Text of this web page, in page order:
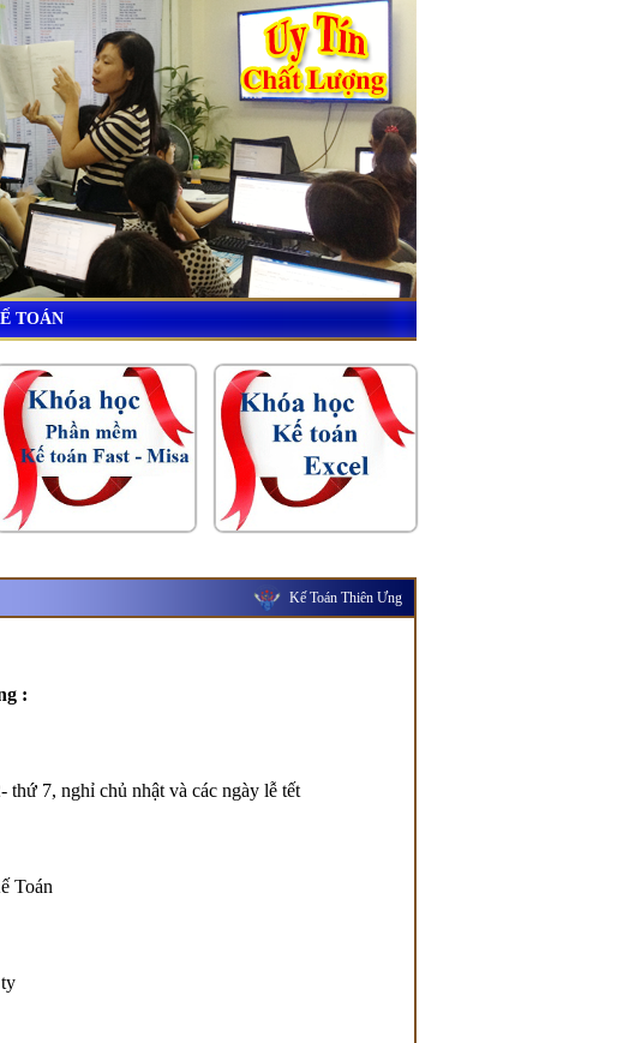
TOÁN
Kế Toán Thiên Ưng
:
7, nghỉ chủ nhật và các ngày lễ tết
Toán